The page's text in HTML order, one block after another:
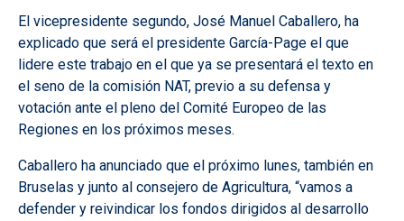
El vicepresidente segundo, José Manuel Caballero, ha
explicado que será el presidente García-Page el que
lidere este trabajo en el que ya se presentará el texto en
el seno de la comisión NAT, previo a su defensa y
votación ante el pleno del Comité Europeo de las
Regiones en los próximos meses.
Caballero ha anunciado que el próximo lunes, también en
Bruselas y junto al consejero de Agricultura, “vamos a
defender y reivindicar los fondos dirigidos al desarrollo